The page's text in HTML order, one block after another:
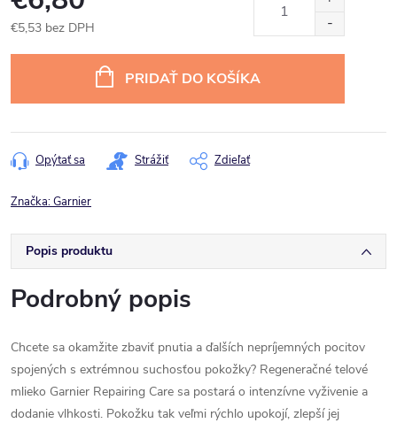
€5,53 bez DPH
PRIDAŤ DO KOŠÍKA
Opýtať sa Strážiť Zdieľať
Značka:Garnier
Popis produktu
Podrobný popis
Chcete sa okamžite zbaviť pnutia a ďalších nepríjemných pocitov
spojených s extrémnou suchosťou pokožky? Regeneračné telové
mlieko Garnier Repairing Care sa postará o intenzívne vyživenie a
dodanie vlhkosti. Pokožku tak veľmi rýchlo upokojí, zlepší jej